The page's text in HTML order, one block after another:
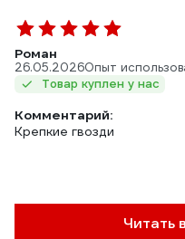
Роман
26.05.2026Опыт
Товар куплен у нас
Комментарий:
Крепкие гвозди
Читать